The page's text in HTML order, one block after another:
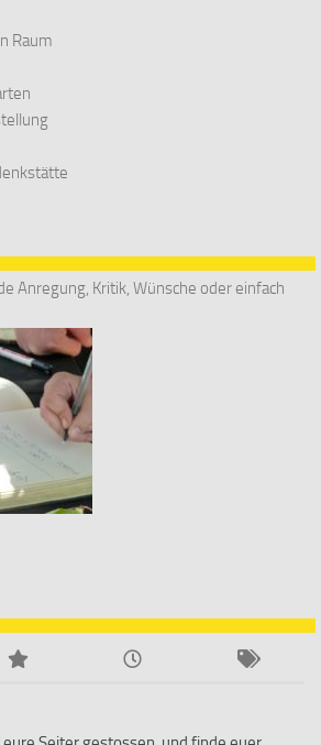
Raum
Anregung, Kritik, Wünsche oder einfach